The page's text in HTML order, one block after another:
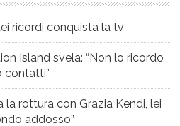
ricordi conquista la tv
Island svela: “Non lo ricordo
contatti”
la rottura con Grazia Kendi, lei
addosso”